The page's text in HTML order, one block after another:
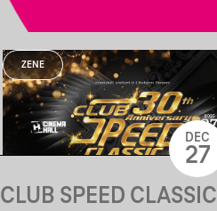
ZENE
CLUB SPEED CLASSIC
DEC
27